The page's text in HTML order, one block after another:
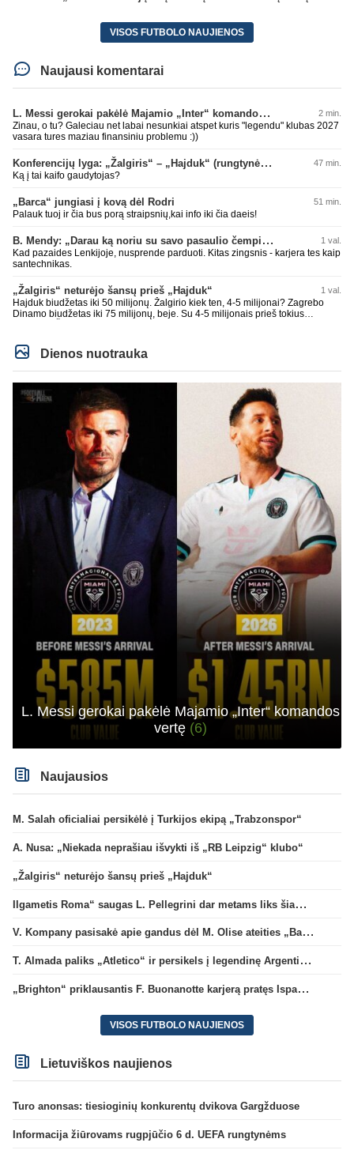
VISOS FUTBOLO NAUJIENOS
Naujausi komentarai
L. Messi gerokai pakėlė Majamio „Inter“ komandos vertę 2 min.
Zinau, o tu? Galeciau net labai nesunkiai atspet kuris "legendu" klubas 2027
vasara tures maziau finansiniu problemu :))
Konferencijų lyga: „Žalgiris“ – „Hajduk“ (rungtynės tiesiogiai) 47 min.
Ką į tai kaifo gaudytojas?
„Barca“ jungiasi į kovą dėl Rodri 51 min.
Palauk tuoj ir čia bus porą straipsnių,kai info iki čia daeis!
B. Mendy: „Darau ką noriu su savo pasaulio čempionato titulu“ 1 val.
Kad pazaides Lenkijoje, nusprende parduoti. Kitas zingsnis - karjera tes kaip
santechnikas.
„Žalgiris“ neturėjo šansų prieš „Hajduk“ 1 val.
Hajduk biudžetas iki 50 milijonų. Žalgirio kiek ten, 4-5 milijonai? Zagrebo
Dinamo biudžetas iki 75 milijonų, beje. Su 4-5 milijonais prieš tokius
nebuvo ir nebus. Realu tik su Sakartvelais ir islandais ir pan. tikėtis teigiamo
rezultato.Dienos nuotrauka
L. Messi gerokai pakėlė Majamio „Inter“ komandos
vertę (6)
Naujausios
M. Salah oficialiai persikėlė į Turkijos ekipą „Trabzonspor“
A. Nusa: „Niekada neprašiau išvykti iš „RB Leipzig“ klubo“
„Žalgiris“ neturėjo šansų prieš „Hajduk“
Ilgametis Roma“ saugas L. Pellegrini dar metams liks šiame klube
V. Kompany pasisakė apie gandus dėl M. Olise ateities „Bayern“ gretose
T. Almada paliks „Atletico“ ir persikels į legendinę Argentinos ekipą
„Brighton“ priklausantis F. Buonanotte karjerą pratęs Ispanijoje
VISOS FUTBOLO NAUJIENOS
Lietuviškos naujienos
Turo anonsas: tiesioginių konkurentų dvikova Gargžduose
Informacija žiūrovams rugpjūčio 6 d. UEFA rungtynėms